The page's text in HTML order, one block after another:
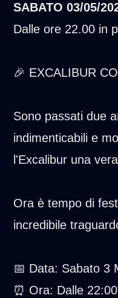
SABATO 03/05/
Dalle ore 22.00 in
🎉 EXCALIBUR
Sono passati due
indimenticabili e
l'Excalibur una
Ora è tempo di
incredibile
📅 Data: Sabato 3
⏰ Ora: Dalle